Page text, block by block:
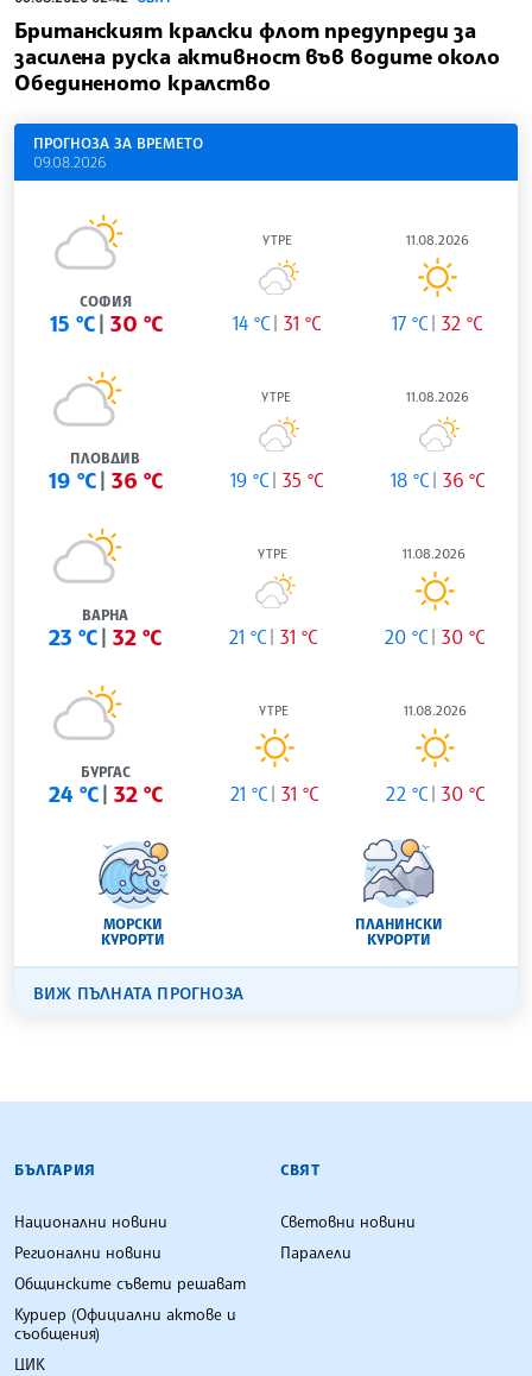
Британският кралски флот предупреди за
засилена руска активност във водите около
Обединеното кралство
ПРОГНОЗА ЗА ВРЕМЕТО
09.08.2026
СОФИЯ
15 °C 30 °C
УТРЕ
14 °C 31 °C
11.08.2026
17 °C 32 °C
ПЛОВДИВ
19 °C 36 °C
УТРЕ
19 °C 35 °C
11.08.2026
18 °C 36 °C
ВАРНА
23 °C 32 °C
УТРЕ
21 °C 31 °C
11.08.2026
20 °C 30 °C
БУРГАС
24 °C 32 °C
УТРЕ
21 °C 31 °C
11.08.2026
22 °C 30 °C
МОРСКИ
КУРОРТИ
ПЛАНИНСКИ
КУРОРТИ
ВИЖ ПЪЛНАТА ПРОГНОЗА
БЪЛГАРСКА ТЕЛЕГРАФНА АГЕНЦИЯ
БЪЛГАРИЯ
Национални новини
Регионални новини
Общинските съвети решават
Куриер (Официални актове и
съобщения)
ЦИК
СВЯТ
Световни новини
Паралели